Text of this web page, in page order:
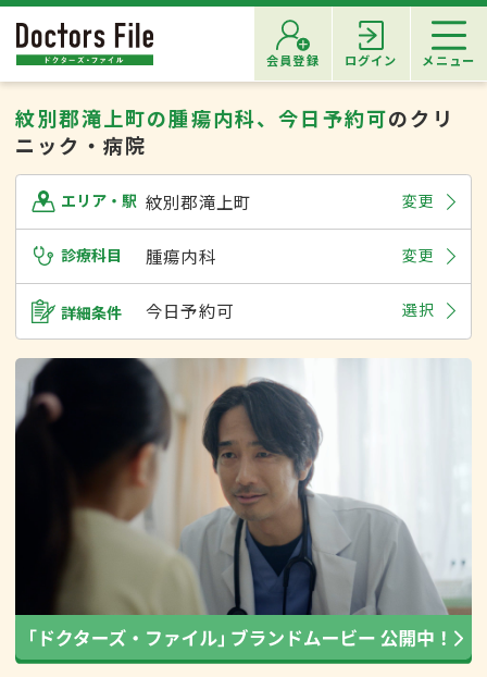
会員登録 ログイン メニュー
紋別郡滝上町の腫瘍内科、今日予約可のクリ
ニック・病院
エリア・駅 紋別郡滝上町 変更
診療科目 腫瘍内科 変更
詳細条件 今日予約可 選択